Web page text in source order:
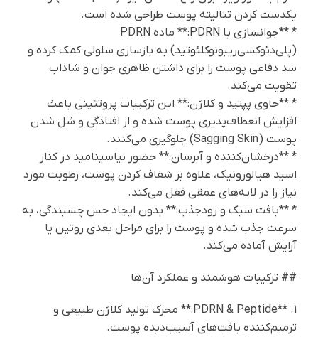
یکدست کردن تنالیته پوست طراحی شده است.
* **جوانسازی با PDRN:** ماده PDRN
(پلی‌دئوکسی‌ریبونوکلئوتید) به بازسازی سلولی کمک کرده و
سد دفاعی پوست را برای داشتن ظاهری جوان و شاداب
تقویت می‌کند.
* **حاوی پپتید و کلاژن:** این ترکیبات پروتئینی باعث
افزایش انعطاف‌پذیری پوست شده و از افتادگی و شل شدن
پوست (Sagging Skin) جلوگیری می‌کنند.
* **درخشان‌کننده و آبرسان:** حضور نیاسینامید در کنار
اسید هیالورونیک، علاوه بر شفاف کردن پوست، رطوبت مورد
نیاز را در لایه‌های عمقی قفل می‌کند.
* **بافت سبک و زودجذب:** بدون ایجاد حس چسبندگی، به
سرعت جذب شده و پوست را برای مراحل بعدی روتین یا
آرایش آماده می‌کند.
## ترکیبات هوشمند و عملکرد آن‌ها
1. **PDRN & Peptide:** محرک تولید کلاژن طبیعی و
ترمیم‌کننده بافت‌های آسیب‌دیده پوست.